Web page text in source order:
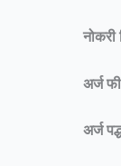
नोकरी
अर्ज
अर्ज